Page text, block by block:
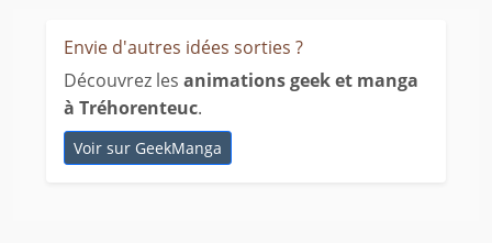
Envie d'autres idées sorties ?
Découvrez les animations geek et manga
à Tréhorenteuc.
Voir sur GeekManga